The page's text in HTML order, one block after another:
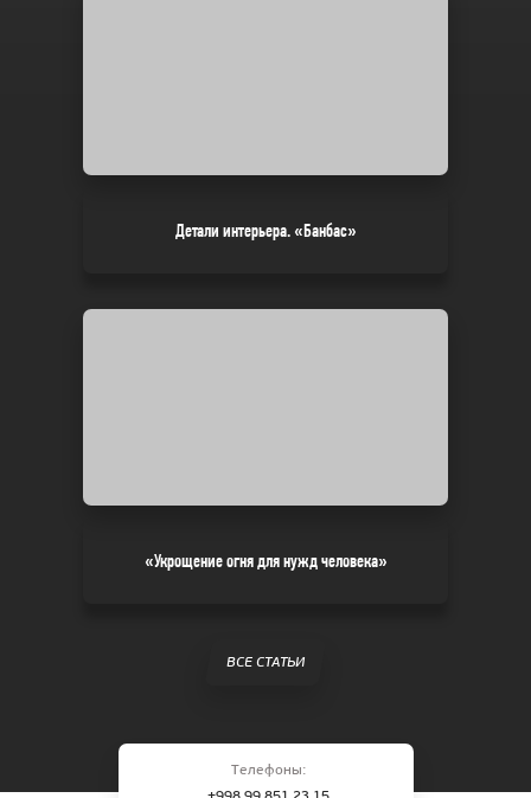
Детали интерьера. «Банбас»
«Укрощение огня для нужд человека»
ВСЕ СТАТЬИ
Телефоны: